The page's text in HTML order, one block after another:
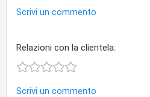
Scrivi un commento
Relazioni con la clientela:
Scrivi un commento